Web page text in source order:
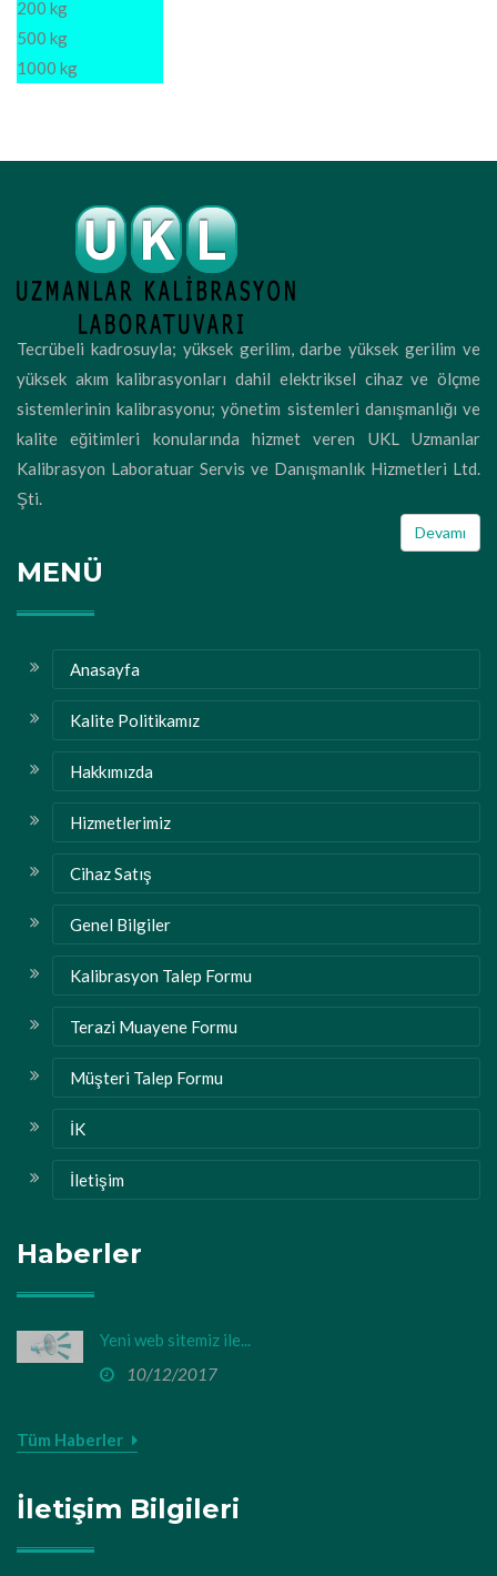
200 kg
500 kg
1000 kg
Tecrübeli kadrosuyla; yüksek gerilim, darbe yüksek gerilim ve
yüksek akım kalibrasyonları dahil elektriksel cihaz ve ölçme
sistemlerinin kalibrasyonu; yönetim sistemleri danışmanlığı ve
kalite eğitimleri konularında hizmet veren UKL Uzmanlar
Kalibrasyon Laboratuar Servis ve Danışmanlık Hizmetleri Ltd.
Şti.
Devamı
MENÜ
Anasayfa
Kalite Politikamız
Hakkımızda
Hizmetlerimiz
Cihaz Satış
Genel Bilgiler
Kalibrasyon Talep Formu
Terazi Muayene Formu
Müşteri Talep Formu
İK
İletişim
Haberler
Yeni web sitemiz ile...
10/12/2017
Tüm Haberler
İletişim Bilgileri